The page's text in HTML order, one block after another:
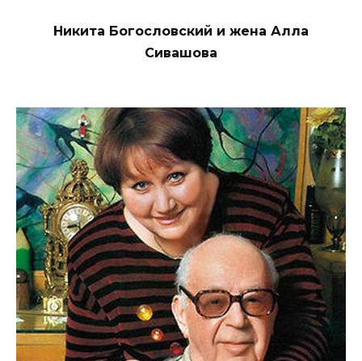
Никита Богословский и жена Алла
Сивашова